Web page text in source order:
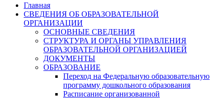
Главная
СВЕДЕНИЯ ОБ ОБРАЗОВАТЕЛЬНОЙ
ОРГАНИЗАЦИИ
ОСНОВНЫЕ СВЕДЕНИЯ
СТРУКТУРА И ОРГАНЫ УПРАВЛЕНИЯ
ОБРАЗОВАТЕЛЬНОЙ ОРГАНИЗАЦИЕЙ
ДОКУМЕНТЫ
ОБРАЗОВАНИЕ
Переход на Федеральную образовательную
программу дошкольного образования
Расписание организованной